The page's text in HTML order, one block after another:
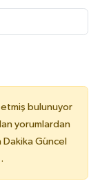
etmiş bulunuyor
yorumlardan
Güncel